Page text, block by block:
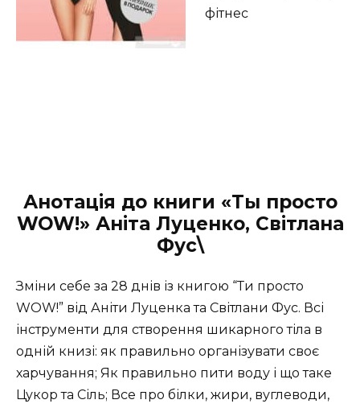
фітнес
Анотація до книги «Ты просто
WOW!» Аніта Луценко, Світлана
Фус\
Зміни себе за 28 днів із книгою “Ти просто
WOW!” від Аніти Луценка та Світлани Фус. Всі
інструменти для створення шикарного тіла в
одній книзі: як правильно організувати своє
харчування; Як правильно пити воду і що таке
Цукор та Сіль; Все про білки, жири, вуглеводи,